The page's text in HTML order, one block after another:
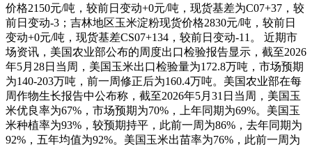
价格2150元/吨，较前日变动+0元/吨，现货基差为C07+37，较
前日变动-3；吉林地区玉米淀粉现货价格2830元/吨，较前日
变动+0元/吨，现货基差CS07+134，较前日变动-11。 近期市
场资讯，美国农业部公布的周度出口检验报告显示，截至2026
年5月28日当周，美国玉米出口检验量为172.8万吨，市场预期
为140-203万吨，前一周修正后为160.4万吨。美国农业部在每
周作物生长报告中公布称，截至2026年5月31日当周，美国玉
米优良率为67%，市场预期为70%，上年同期为69%。美国玉
米种植率为93%，较预期持平，此前一周为86%，去年同期为
92%，五年均值为92%。美国玉米出苗率为76%，此前一周为